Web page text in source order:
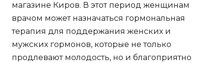
магазине Киров. В этот период женщинам
врачом может назначаться гормональная
терапия для поддержания женских и
мужских гормонов, которые не только
продлевают молодость, но и благоприятно